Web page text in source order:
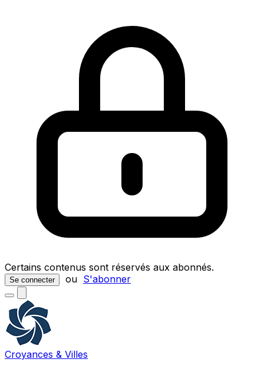
Certains contenus sont réservés aux abonnés.
Se connecter ou S'abonner
Croyances & Villes